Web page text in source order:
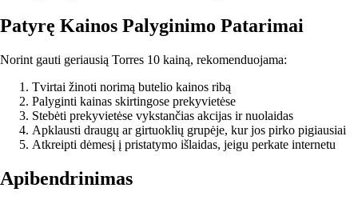
Patyrę Kainos Palyginimo Patarimai
Norint gauti geriausią Torres 10 kainą, rekomenduojama:
Tvirtai žinoti norimą butelio kainos ribą
Palyginti kainas skirtingose prekyvietėse
Stebėti prekyvietėse vykstančias akcijas ir nuolaidas
Apklausti draugų ar girtuoklių grupėje, kur jos pirko pigiausiai
Atkreipti dėmesį į pristatymo išlaidas, jeigu perkate internetu
Apibendrinimas